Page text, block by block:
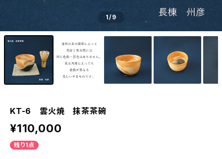
1/9
KT-6 雲火焼 抹茶茶碗
¥110,000
残り1点